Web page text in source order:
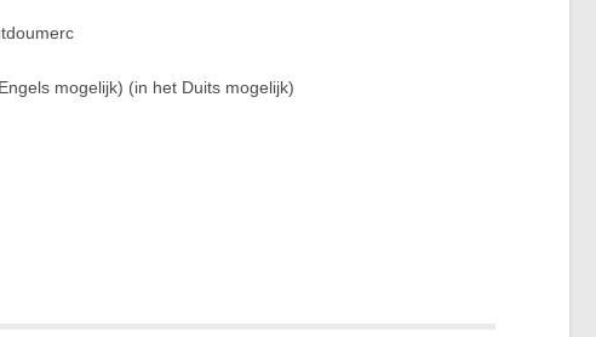
mogelijk) (in het Duits mogelijk)